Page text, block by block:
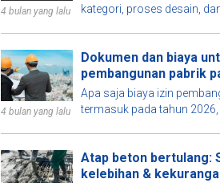
4 bulan yang lalu
kategori, proses desain,
4 bulan yang lalu
Dokumen dan biaya
pembangunan pabrik
Apa saja biaya izin
termasuk pada tahun
Temukan jawabannya di
Atap beton bertulang:
kelebihan &